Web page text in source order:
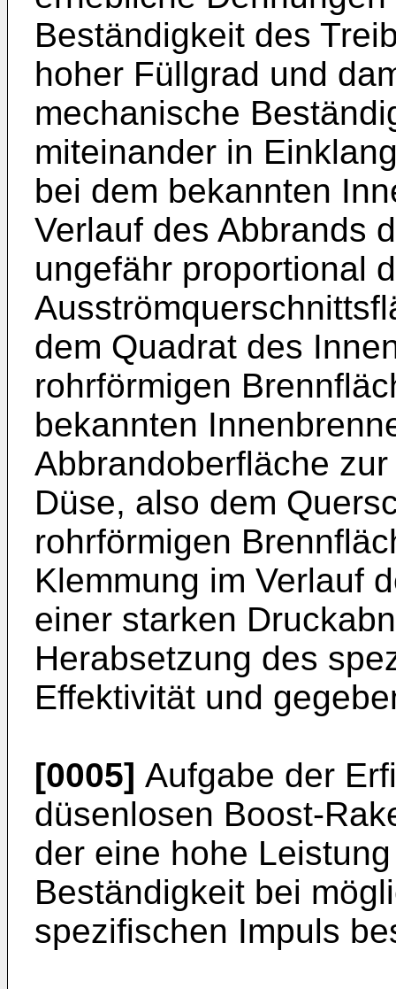
Beständigkeit des
hoher Füllgrad und
mechanische
miteinander in
bei dem bekannten
Verlauf des Abbrands
ungefähr proportional
dem Quadrat des
rohrförmigen
bekannten
Abbrandoberfläche
Düse, also dem
rohrförmigen
Klemmung im Verlauf
einer starken
Herabsetzung des
Effektivität und
[0005] Aufgabe der
düsenlosen Boost-
der eine hohe
Beständigkeit bei
spezifischen Impuls